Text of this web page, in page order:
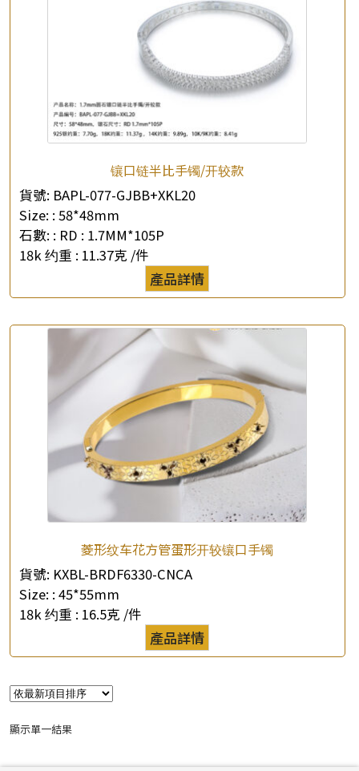
镶口链半比手镯/开较款
貨號: BAPL-077-GJBB+XKL20
Size: : 58*48mm
石數: : RD : 1.7MM*105P
18k 约重 : 11.37克 /件
產品詳情
菱形纹车花方管蛋形开较镶口手镯
貨號: KXBL-BRDF6330-CNCA
Size: : 45*55mm
18k 约重 : 16.5克 /件
產品詳情
顯示單一結果